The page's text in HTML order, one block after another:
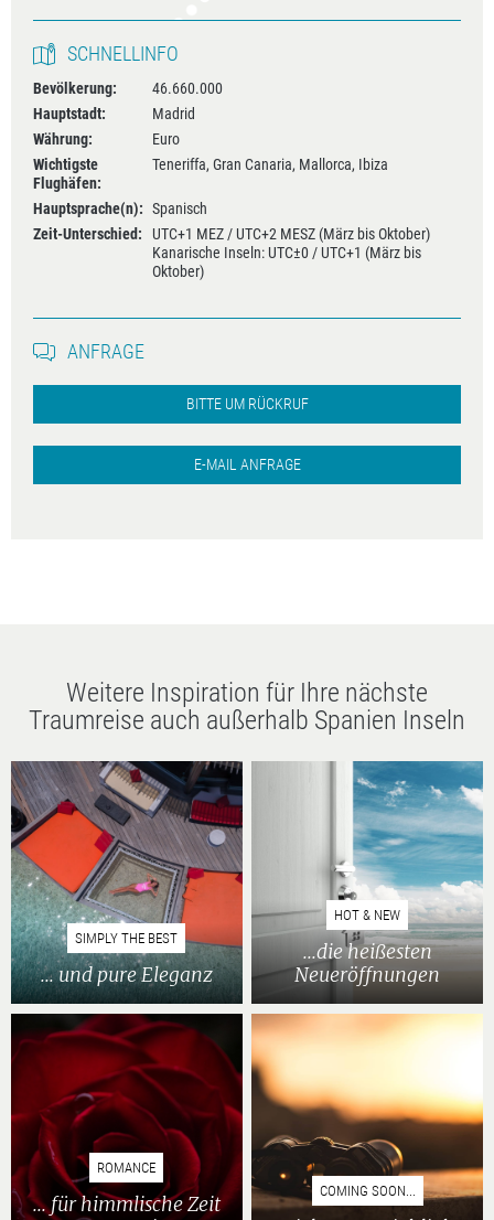
SCHNELLINFO
Bevölkerung:
46.660.000
Hauptstadt:
Madrid
Währung:
Euro
Wichtigste
Flughäfen:
Teneriffa, Gran Canaria, Mallorca, Ibiza
Hauptsprache(n): Spanisch
Zeit-Unterschied:
UTC+1 MEZ / UTC+2 MESZ (März bis Oktober)
Kanarische Inseln: UTC±0 / UTC+1 (März bis
Oktober)
ANFRAGE
BITTE UM RÜCKRUF
E-MAIL ANFRAGE
Weitere Inspiration für Ihre nächste
Traumreise auch außerhalb Spanien Inseln
SIMPLY THE BEST
... und pure Eleganz
HOT & NEW
...die heißesten
Neueröffnungen
ROMANCE
... für himmlische Zeit
COMING SOON...